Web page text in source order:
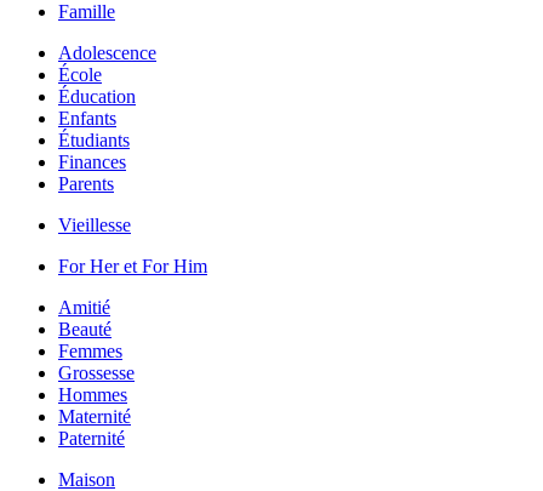
Famille
Adolescence
École
Éducation
Enfants
Étudiants
Finances
Parents
Vieillesse
For Her et For Him
Amitié
Beauté
Femmes
Grossesse
Hommes
Maternité
Paternité
Maison